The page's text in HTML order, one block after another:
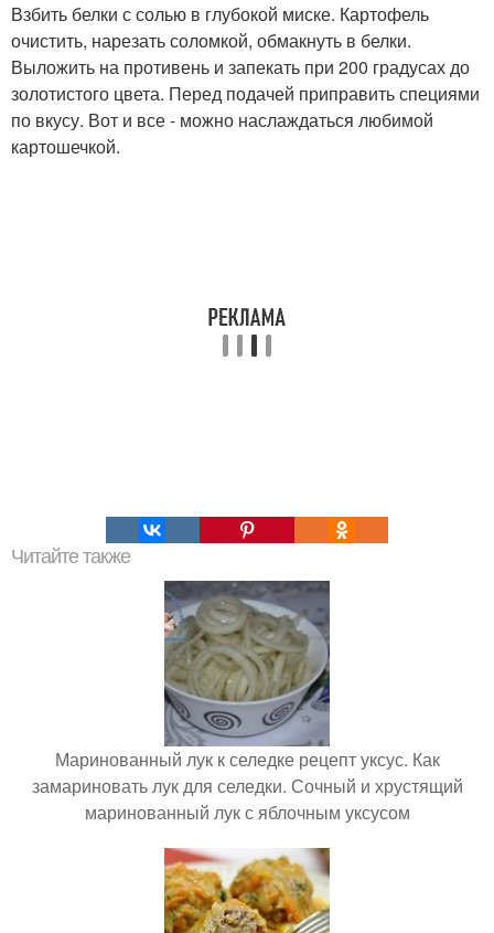
Взбить белки с солью в глубокой миске. Картофель
очистить, нарезать соломкой, обмакнуть в белки.
Выложить на противень и запекать при 200 градусах до
золотистого цвета. Перед подачей приправить специями
по вкусу. Вот и все - можно наслаждаться любимой
картошечкой.
Читайте также
Маринованный лук к селедке рецепт уксус. Как
замариновать лук для селедки. Сочный и хрустящий
маринованный лук с яблочным уксусом